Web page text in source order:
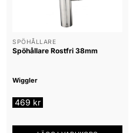
SPÖHÅLLARE
Spöhållare Rostfri 38mm
Wiggler
469 kr